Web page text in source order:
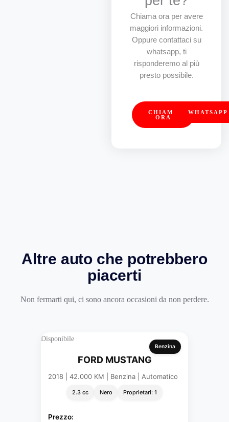
Chiama ora per avere
maggiori informazioni.
Oppure contattaci su
whatsapp, ti
risponderemo al più
presto possibile.
CHIAMA
ORA
WHATSAPP
Altre auto che potrebbero
piacerti
Non fermarti qui, ci sono ancora occasioni da non perdere.
Benzina
Disponibile
FORD MUSTANG
2018 | 42.000 KM | Benzina | Automatico
2.3 cc Nero Proprietari: 1
Prezzo: